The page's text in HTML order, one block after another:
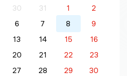
30 31 1
2
6 7 8
9
13 14 15
16
20 21 22
23
27 28 29
30